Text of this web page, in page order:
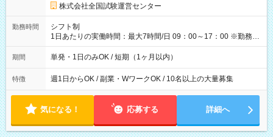
円の場合あり ・国家試験 7:00～13:30（休憩なし） 時給1,300
円（役割手当＋100円）×6時間＝日収8,400円＋交通費 【試用期
間】試用期間なし
株式会社全国試験運営センター
勤務時間
シフト制
1日あたりの実働時間：最大7時間/日 09：00～17：00 ※勤務時
間は 試験により異なります。
期間 単発・1日のみOK / 短期（1ヶ月以内）
特徴 週1日からOK / 副業・WワークOK / 10名以上の大量募集
気になる！ 応募する 詳細へ